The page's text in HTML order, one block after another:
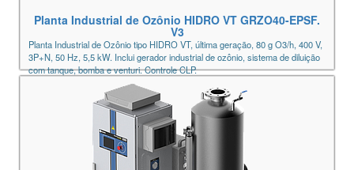
Planta Industrial de Ozônio HIDRO VT GRZO40-EPSF.
V3
Planta Industrial de Ozônio tipo HIDRO VT, última geração, 80 g O3/h, 400 V,
3P+N, 50 Hz, 5,5 kW. Inclui gerador industrial de ozônio, sistema de diluição
com tanque, bomba e venturi. Controle CLP.